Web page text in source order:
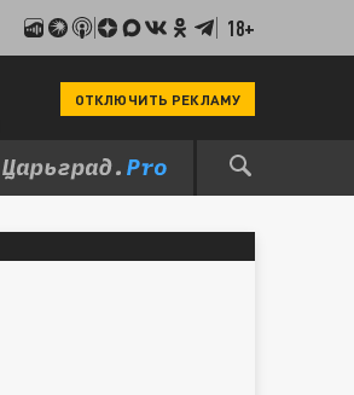
18+
ОТКЛЮЧИТЬ РЕКЛАМУ